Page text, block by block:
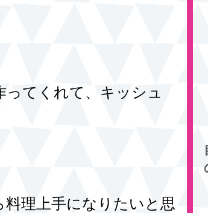
てくれて、キッシュ
理上手になりたいと思